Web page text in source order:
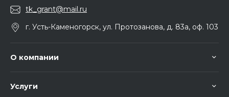
tk_grant@mail.ru
г. Усть-Каменогорск, ул. Протозанова, д. 83а, оф. 103
О компании
Услуги